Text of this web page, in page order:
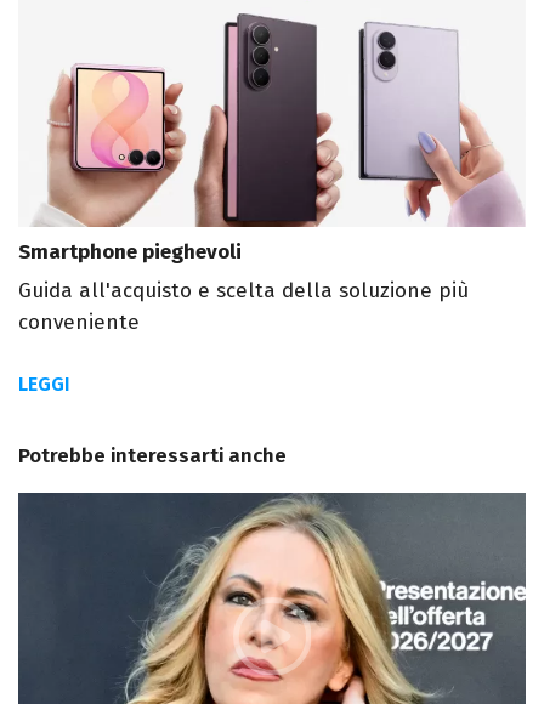
Smartphone pieghevoli
Guida all'acquisto e scelta della soluzione più
conveniente
LEGGI
Potrebbe interessarti anche